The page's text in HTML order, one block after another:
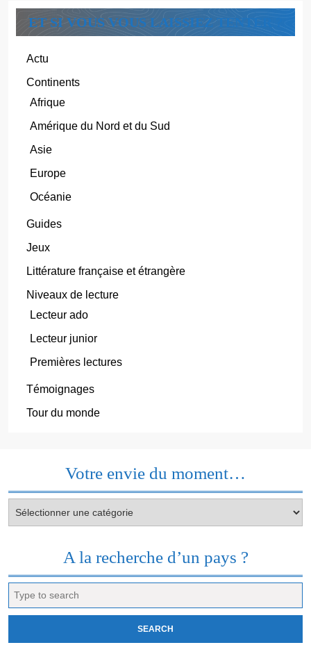
ET SI VOUS VOUS LAISSIEZ TENTER ?
Actu
Continents
Afrique
Amérique du Nord et du Sud
Asie
Europe
Océanie
Guides
Jeux
Littérature française et étrangère
Niveaux de lecture
Lecteur ado
Lecteur junior
Premières lectures
Témoignages
Tour du monde
Votre envie du moment…
envie
A la recherche d’un pays ?
for: